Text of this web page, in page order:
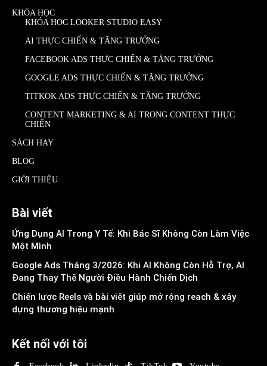
KHÓA HỌC
KHÓA HỌC LOOKER STUDIO EASY
AI THỰC CHIẾN & TĂNG TRƯỞNG
FACEBOOK ADS THỰC CHIẾN & TĂNG TRƯỞNG
GOOGLE ADS THỰC CHIẾN & TĂNG TRƯỞNG
TITKOK ADS THỰC CHIẾN & TĂNG TRƯỞNG
CONTENT MARKETING & AI TRONG CONTENT THỰC
CHIẾN
SÁCH HAY
BLOG
GIỚI THIỆU
Bài viết
Ứng Dụng AI Trong Y Tế: Khi Bác Sĩ Không Còn Làm Việc
Một Mình
Google Ads Tháng 3/2026: Khi AI Không Còn Hỗ Trợ, AI
Đang Thay Thế Người Điều Hành Chiến Dịch
Chiến lược Reels và bài viết giúp mở rộng reach & xây
dựng thương hiệu mạnh
Kết nối với tôi